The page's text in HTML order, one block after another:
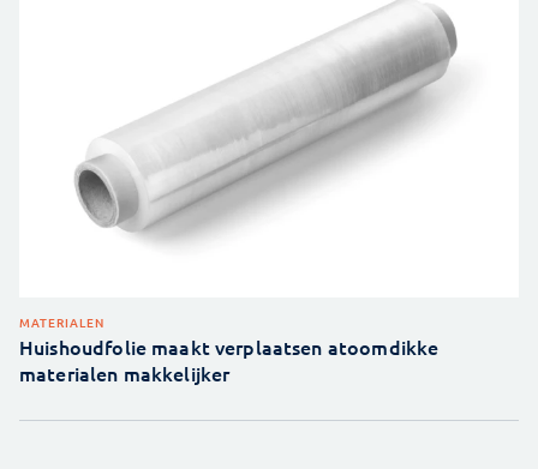
MATERIALEN
Huishoudfolie maakt verplaatsen atoomdikke
materialen makkelijker